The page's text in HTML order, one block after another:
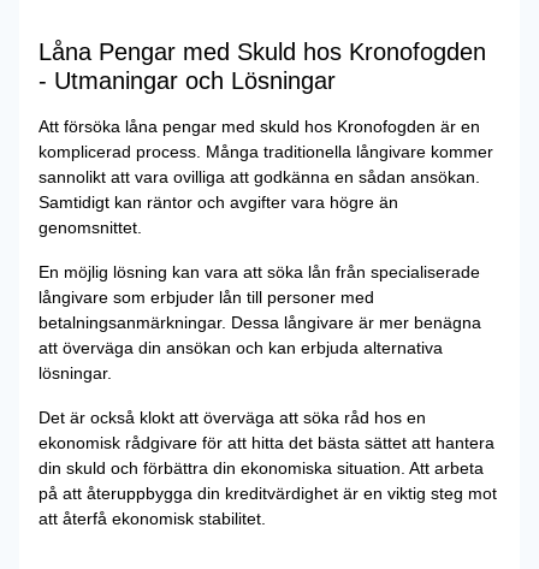
Låna Pengar med Skuld hos Kronofogden
- Utmaningar och Lösningar
Att försöka låna pengar med skuld hos Kronofogden är en
komplicerad process. Många traditionella långivare kommer
sannolikt att vara ovilliga att godkänna en sådan ansökan.
Samtidigt kan räntor och avgifter vara högre än
genomsnittet.
En möjlig lösning kan vara att söka lån från specialiserade
långivare som erbjuder lån till personer med
betalningsanmärkningar. Dessa långivare är mer benägna
att överväga din ansökan och kan erbjuda alternativa
lösningar.
Det är också klokt att överväga att söka råd hos en
ekonomisk rådgivare för att hitta det bästa sättet att hantera
din skuld och förbättra din ekonomiska situation. Att arbeta
på att återuppbygga din kreditvärdighet är en viktig steg mot
att återfå ekonomisk stabilitet.